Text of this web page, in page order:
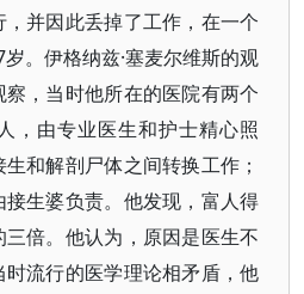
并因此丢掉了工作，在一个
。伊格纳兹·塞麦尔维斯的观
，当时他所在的医院有两个
，由专业医生和护士精心照
和解剖尸体之间转换工作；
生婆负责。他发现，富人得
倍。他认为，原因是医生不
流行的医学理论相矛盾，他